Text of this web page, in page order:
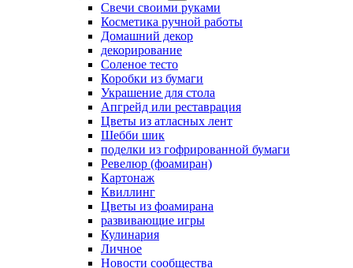
Свечи своими руками
Косметика ручной работы
Домашний декор
декорирование
Соленое тесто
Коробки из бумаги
Украшение для стола
Апгрейд или реставрация
Цветы из атласных лент
Шебби шик
поделки из гофрированной бумаги
Ревелюр (фоамиран)
Картонаж
Квиллинг
Цветы из фоамирана
развивающие игры
Кулинария
Личное
Новости сообщества